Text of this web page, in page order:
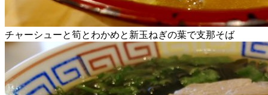
チャーシューと筍とわかめと新玉ねぎの葉で支那そば